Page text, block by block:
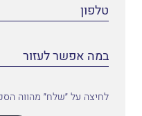
לחיצה על ״שלח״ מהווה